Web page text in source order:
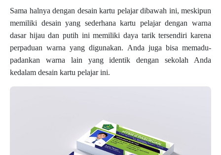
Sama halnya dengan desain kartu pelajar dibawah ini, meskipun
memiliki desain yang sederhana kartu pelajar dengan warna
dasar hijau dan putih ini memiliki daya tarik tersendiri karena
perpaduan warna yang digunakan. Anda juga bisa memadu-
padankan warna lain yang identik dengan sekolah Anda
kedalam desain kartu pelajar ini.